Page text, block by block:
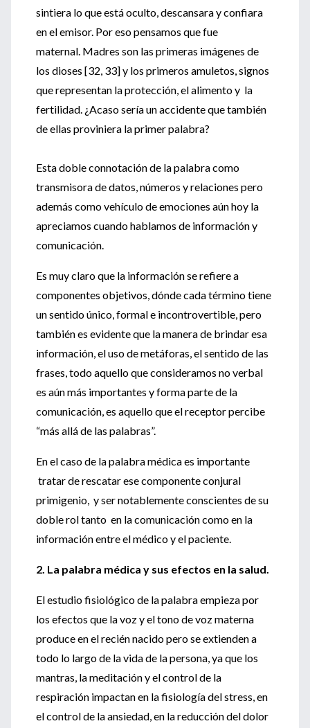
sintiera lo que está oculto, descansara y confiara
en el emisor. Por eso pensamos que fue
maternal. Madres son las primeras imágenes de
los dioses [32, 33] y los primeros amuletos, signos
que representan la protección, el alimento y la
fertilidad. ¿Acaso sería un accidente que también
de ellas proviniera la primer palabra?
Esta doble connotación de la palabra como
transmisora de datos, números y relaciones pero
además como vehículo de emociones aún hoy la
apreciamos cuando hablamos de información y
comunicación.
Es muy claro que la información se refiere a
componentes objetivos, dónde cada término tiene
un sentido único, formal e incontrovertible, pero
también es evidente que la manera de brindar esa
información, el uso de metáforas, el sentido de las
frases, todo aquello que consideramos no verbal
es aún más importantes y forma parte de la
comunicación, es aquello que el receptor percibe
“más allá de las palabras”.
En el caso de la palabra médica es importante
tratar de rescatar ese componente conjural
primigenio, y ser notablemente conscientes de su
doble rol tanto en la comunicación como en la
información entre el médico y el paciente.
2. La palabra médica y sus efectos en la salud.
El estudio fisiológico de la palabra empieza por
los efectos que la voz y el tono de voz materna
produce en el recién nacido pero se extienden a
todo lo largo de la vida de la persona, ya que los
mantras, la meditación y el control de la
respiración impactan en la fisiología del stress, en
el control de la ansiedad, en la reducción del dolor